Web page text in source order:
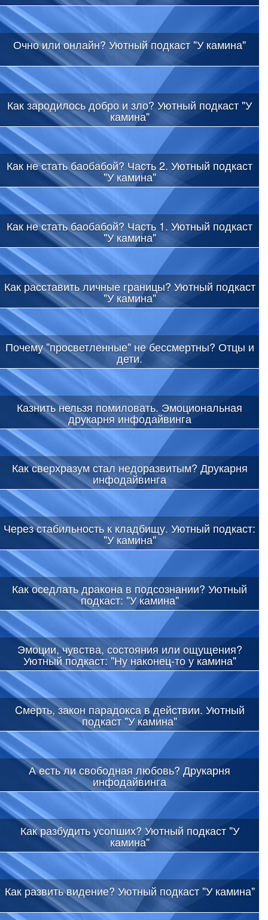
Очно или онлайн? Уютный подкаст "У камина"
Как зародилось добро и зло? Уютный подкаст "У
камина"
Как не стать баобабой? Часть 2. Уютный подкаст
"У камина"
Как не стать баобабой? Часть 1. Уютный подкаст
"У камина"
Как расставить личные границы? Уютный подкаст
"У камина"
Почему "просветленные" не бессмертны? Отцы и
дети.
Казнить нельзя помиловать. Эмоциональная
друкарня инфодайвинга
Как сверхразум стал недоразвитым? Друкарня
инфодайвинга
Через стабильность к кладбищу. Уютный подкаст:
"У камина"
Как оседлать дракона в подсознании? Уютный
подкаст: "У камина"
Эмоции, чувства, состояния или ощущения?
Уютный подкаст: "Ну наконец-то у камина"
Cмерть, закон парадокса в действии. Уютный
подкаст "У камина"
А есть ли свободная любовь? Друкарня
инфодайвинга
Как разбудить усопших? Уютный подкаст "У
камина"
Как развить видение? Уютный подкаст "У камина"